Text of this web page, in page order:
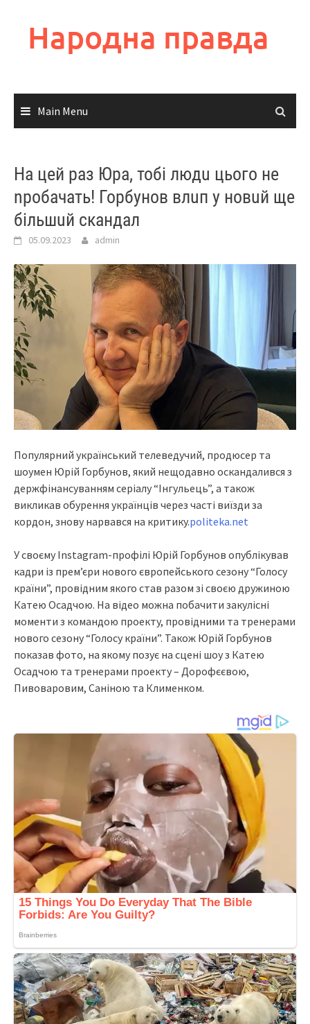
contentНародна правда
Main Menu
На цей раз Юра, тобі людu цього не
nробачать! Горбунов влuп у новuй ще
більшuй скандал
05.09.2023 admin
Популярний український телеведучий, продюсер та
шоумен Юрій Горбунов, який нещодавно оскандалився з
держфінансуванням серіалу “Інгульець”, а також
викликав обурення українців через часті виїзди за
кордон, знову нарвався на критику.politeka.net
У своєму Instagram-профілі Юрій Горбунов опублікував
кадри із прем’єри нового європейського сезону “Голосу
країни”, провідним якого став разом зі своєю дружиною
Катею Осадчою. На відео можна побачити закулісні
моменти з командою проекту, провідними та тренерами
нового сезону “Голосу країни”. Також Юрій Горбунов
показав фото, на якому позує на сцені шоу з Катею
Осадчою та тренерами проекту – Дорофєєвою,
Пивоваровим, Саніною та Клименком.